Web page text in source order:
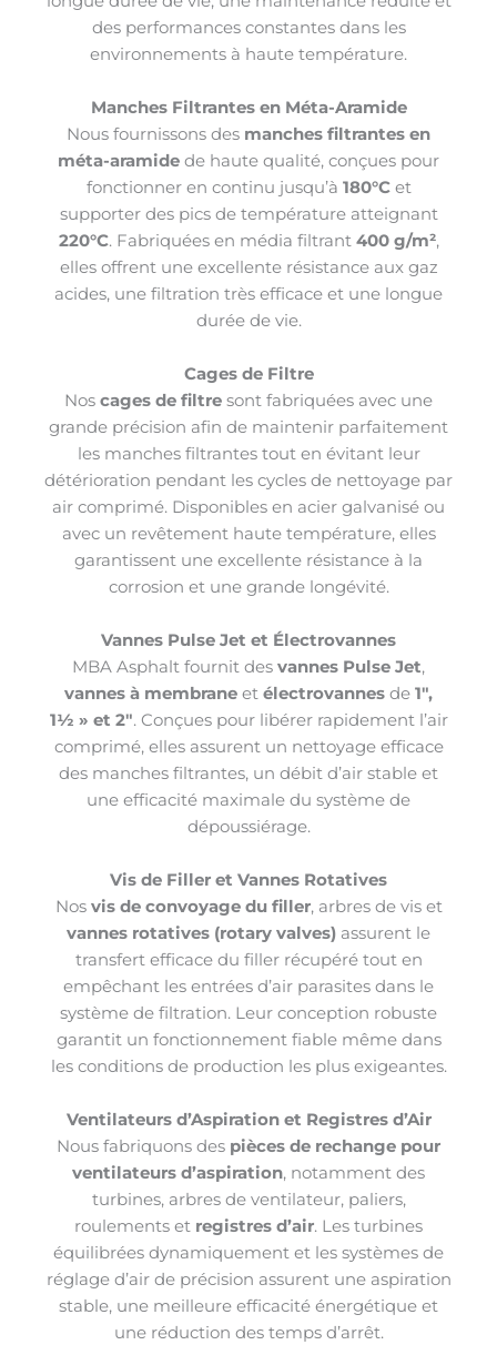
des performances constantes dans les
environnements à haute température.
Manches Filtrantes en Méta-Aramide
Nous fournissons des manches filtrantes en
méta-aramide de haute qualité, conçues pour
fonctionner en continu jusqu’à 180°Cet
supporter des pics de température atteignant
220°C. Fabriquées en média filtrant 400 g/m²,
elles offrent une excellente résistance aux gaz
acides, une filtration très efficace et une longue
durée de vie.
Cages de Filtre
Nos cages de filtre sont fabriquées avec une
grande précision afin de maintenir parfaitement
les manches filtrantes tout en évitant leur
détérioration pendant les cycles de nettoyage par
air comprimé. Disponibles en acier galvanisé ou
avec un revêtement haute température, elles
garantissent une excellente résistance à la
corrosion et une grande longévité.
Vannes Pulse Jet et Électrovannes
MBA Asphalt fournit des vannes Pulse Jet,
vannes à membrane et électrovannes de 1″,
1½ » et 2″. Conçues pour libérer rapidement l’air
comprimé, elles assurent un nettoyage efficace
des manches filtrantes, un débit d’air stable et
une efficacité maximale du système de
dépoussiérage.
Vis de Filler et Vannes Rotatives
Nos vis de convoyage du filler, arbres de vis et
vannes rotatives (rotary valves) assurent le
transfert efficace du filler récupéré tout en
empêchant les entrées d’air parasites dans le
système de filtration. Leur conception robuste
garantit un fonctionnement fiable même dans
les conditions de production les plus exigeantes.
Ventilateurs d’Aspiration et Registres d’Air
Nous fabriquons des pièces de rechange pour
ventilateurs d’aspiration, notamment des
turbines, arbres de ventilateur, paliers,
roulements et registres d’air. Les turbines
équilibrées dynamiquement et les systèmes de
réglage d’air de précision assurent une aspiration
stable, une meilleure efficacité énergétique et
une réduction des temps d’arrêt.